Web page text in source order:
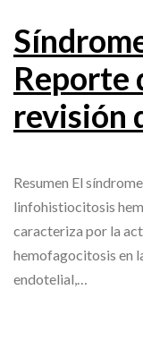
Reporte
revisión
Resumen El
linfohistiocitosis
caracteriza por la
hemofagocitosis en
endotelial,…